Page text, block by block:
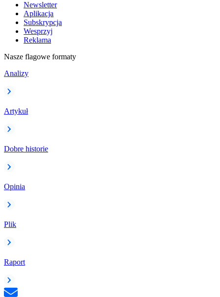
Newsletter
Aplikacja
Subskrypcja
Wesprzyj
Reklama
Nasze flagowe formaty
Analizy
Artykuł
Dobre historie
Opinia
Plik
Raport